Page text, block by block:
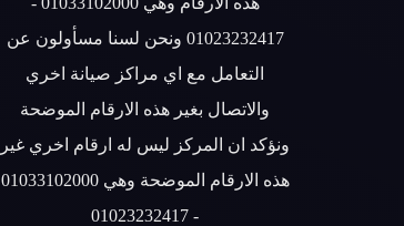
01023232417 ونحن لسنا مسأولون عن
التعامل مع اي مراكز صيانة اخري
والاتصال بغير هذه الارقام الموضحة
ونؤكد ان المركز ليس له ارقام اخري غير
هذه الارقام الموضحة وهي 01033102000
- 01023232417